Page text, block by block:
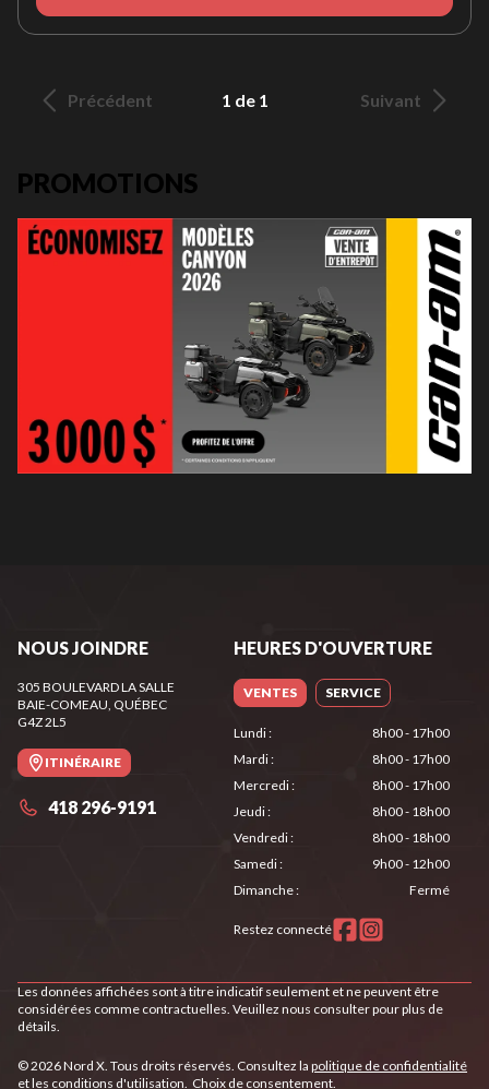
Précédent 1 de 1 Suivant
PROMOTIONS
NOUS JOINDRE
305 BOULEVARD LA SALLE
BAIE-COMEAU, QUÉBEC
G4Z 2L5
ITINÉRAIRE
418 296-9191
HEURES D'OUVERTURE
VENTES SERVICE
Lundi:
8h00 - 17h00
Mardi:
8h00 - 17h00
Mercredi:
8h00 - 17h00
Jeudi:
8h00 - 18h00
Vendredi:
8h00 - 18h00
Samedi:
9h00 - 12h00
Dimanche: Fermé
Restez connecté
Les données affichées sont à titre indicatif seulement et ne peuvent être
considérées comme contractuelles. Veuillez nous consulter pour plus de
détails.
© 2026 Nord X. Tous droits réservés. Consultez la politique de confidentialité
et les conditions d'utilisation. Choix de consentement.